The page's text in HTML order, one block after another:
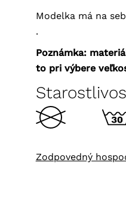
Modelka má na
.
Poznámka:
to pri výbere
Zodpovedný